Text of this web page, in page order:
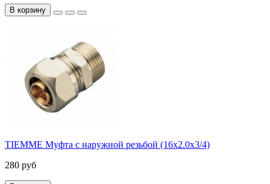
В корзину
TIEMME Муфта с наружной резьбой (16х2.0х3/4)
280 руб